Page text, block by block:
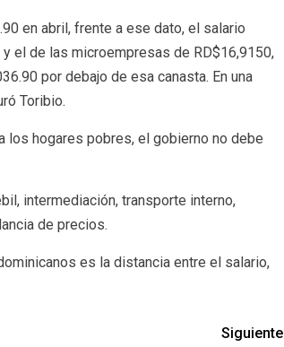
en abril, frente a ese dato, el salario
el de las microempresas de RD$16,9150,
por debajo de esa canasta. En una
Toribio.
los hogares pobres, el gobierno no debe
intermediación, transporte interno,
de precios.
es la distancia entre el salario,
Siguiente